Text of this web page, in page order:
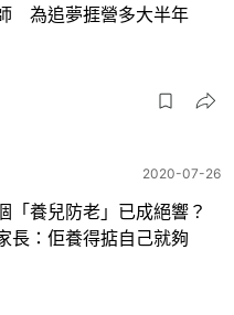
為追夢捱營多大半年
2020-07-26
「養兒防老」已成絕響？
長：佢養得掂自己就夠